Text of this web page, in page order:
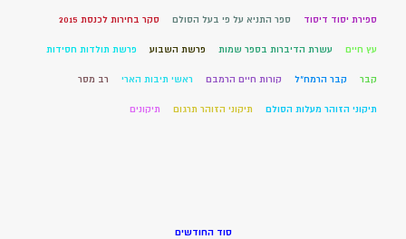
ספירת יסוד דיסוד ספר התניא על פי בעל הסולם סקר בחירות לכנסת 2015
עץ חיים עשרת הדיברות בספר שמות פרשת השבוע פרשת תולדות חסידות
קבר קבר הרמח"ל קורות חיים הרמבם ראשי תיבות הארי רב מסר
תיקוני הזוהר מעלות הסולם תיקוני הזוהר תרגום תיקונים
סוד החודשים